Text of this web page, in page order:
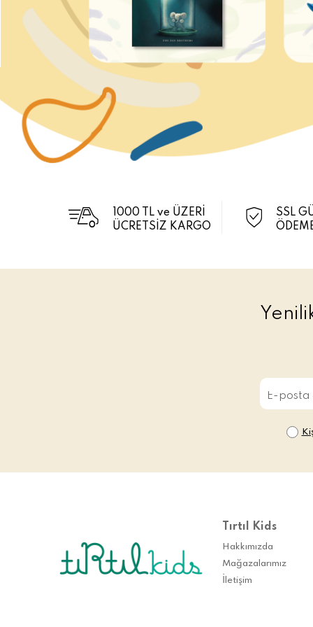
1000 TL ve ÜZERİ
ÜCRETSİZ KARGO
SSL
Tırtıl Kids
Hakkımızda
Mağazalarımız
İletişim